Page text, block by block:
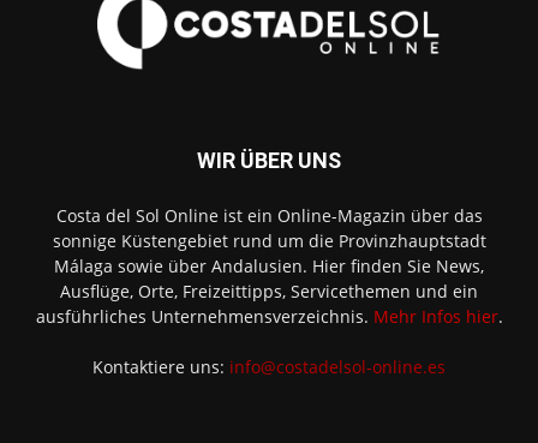
WIR ÜBER UNS
Costa del Sol Online ist ein Online-Magazin über das
sonnige Küstengebiet rund um die Provinzhauptstadt
Málaga sowie über Andalusien. Hier finden Sie News,
Ausflüge, Orte, Freizeittipps, Servicethemen und ein
ausführliches Unternehmensverzeichnis. Mehr Infos hier.
Kontaktiere uns: info@costadelsol-online.es